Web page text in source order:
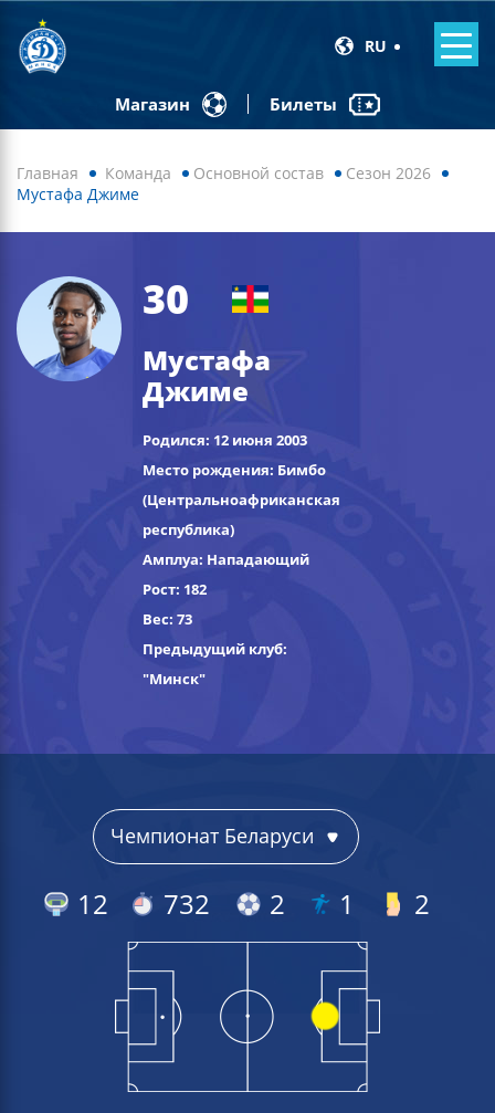
RU
Магазин Билеты
Главная Команда Основной состав
Сезон 2026
Мустафа Джиме
30
Мустафа
Джиме
Родился: 12 июня 2003
Место рождения: Бимбо
(Центральноафриканская
республика)
Амплуа: Нападающий
Рост: 182
Вес: 73
Предыдущий клуб:
"Минск"
12 732 2 1 2